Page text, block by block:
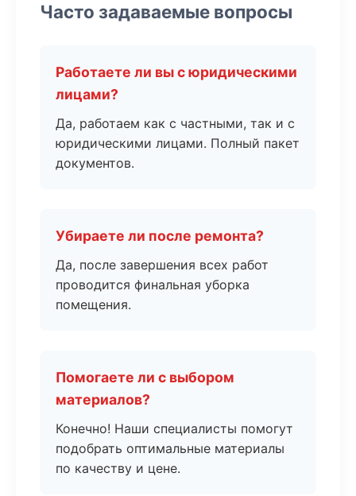
Часто задаваемые вопросы
Работаете ли вы с юридическими
лицами?
Да, работаем как с частными, так и с
юридическими лицами. Полный пакет
документов.
Убираете ли после ремонта?
Да, после завершения всех работ
проводится финальная уборка
помещения.
Помогаете ли с выбором
материалов?
Конечно! Наши специалисты помогут
подобрать оптимальные материалы
по качеству и цене.